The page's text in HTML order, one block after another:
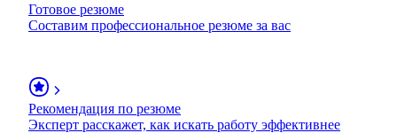
Готовое резюме
Составим профессиональное резюме за вас
Рекомендация по резюме
Эксперт расскажет, как искать работу эффективнее